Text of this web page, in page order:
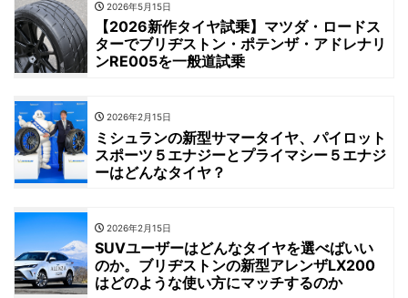
2026年5月15日
【2026新作タイヤ試乗】マツダ・ロードス
ターでブリヂストン・ポテンザ・アドレナリ
ンRE005を一般道試乗
2026年2月15日
ミシュランの新型サマータイヤ、パイロット
スポーツ５エナジーとプライマシー５エナジ
ーはどんなタイヤ？
2026年2月15日
SUVユーザーはどんなタイヤを選べばいい
のか。ブリヂストンの新型アレンザLX200
はどのような使い方にマッチするのか